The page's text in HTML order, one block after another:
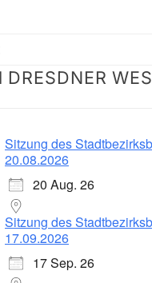
DRESDNER
Sitzung des
20.08.2026
20 Aug. 26
Sitzung des
17.09.2026
17 Sep. 26